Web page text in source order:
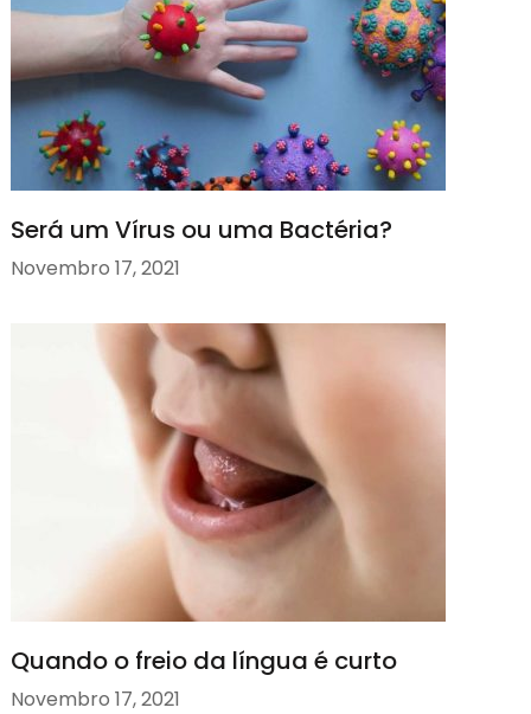
Será um Vírus ou uma Bactéria?
Novembro 17, 2021
Quando o freio da língua é curto
Novembro 17, 2021